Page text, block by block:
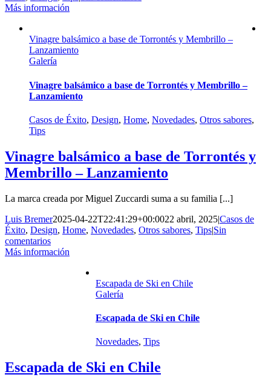
Más información
Vinagre balsámico a base de Torrontés y Membrillo –
Lanzamiento
Galería
Vinagre balsámico a base de Torrontés y Membrillo –
Lanzamiento
Casos de Éxito, Design, Home, Novedades, Otros sabores,
Tips
Vinagre balsámico a base de Torrontés y
Membrillo – Lanzamiento
La marca creada por Miguel Zuccardi suma a su familia [...]
Luis Bremer2025-04-22T22:41:29+00:0022 abril, 2025|Casos de
Éxito, Design, Home, Novedades, Otros sabores, Tips|Sin
comentarios
Más información
Escapada de Ski en Chile
Galería
Escapada de Ski en Chile
Novedades, Tips
Escapada de Ski en Chile